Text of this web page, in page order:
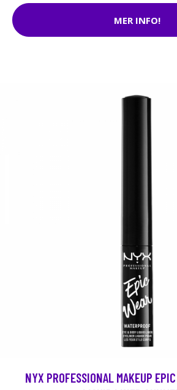
MER INFO!
NYX PROFESSIONAL MAKEUP